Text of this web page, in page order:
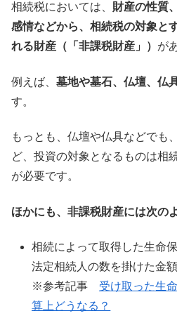
相続税においては、 財産の性質
感情などから、相続税の対象と
れる財産（「非課税財産」） が
例えば、 墓地や墓石、仏壇、仏
す。
もっとも、仏壇や仏具などでも
ど、投資の対象となるものは相
が必要です。
ほかにも、非課税財産には次の
相続によって取得した生命
法定相続人の数を掛けた金
※参考記事 受け取った生
算上どうなる？